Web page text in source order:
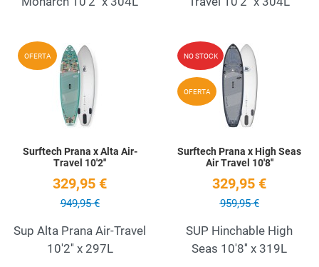
OFERTA Add to Wishlist
Quick View
Surftech Prana x Alta Air-
Travel 10'2''
329,95 €
949,95 €
Sup Alta Prana Air-Travel
10'2'' x 297L
NO STOCK
OFERTA
Surftech Prana x High Seas
Air Travel 10'8''
329,95 €
959,95 €
SUP Hinchable High
Seas 10'8'' x 319L